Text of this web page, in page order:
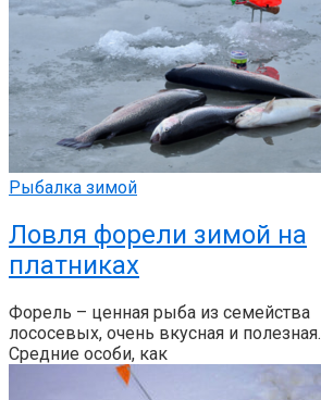
Рыбалка зимой
Ловля форели зимой на
платниках
Форель – ценная рыба из семейства
лососевых, очень вкусная и полезная.
Средние особи, как